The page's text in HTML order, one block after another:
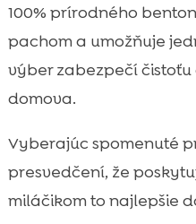
100% prírodného
pachom a umožňuje
výber zabezpečí
domova.
Vyberajúc spomenuté
presvedčení, že
miláčikom to najlepšie